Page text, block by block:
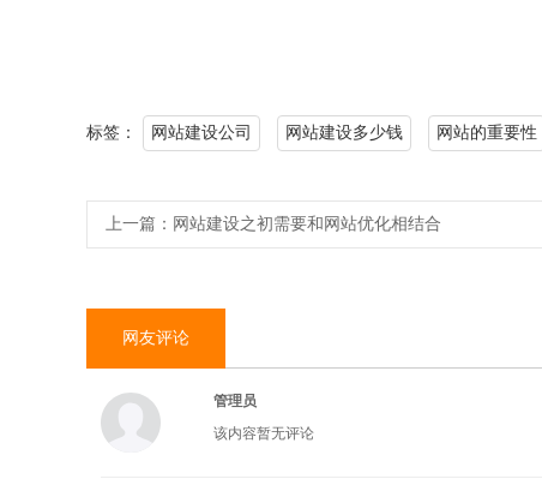
标签： 网站建设公司 网站建设多少钱 网站的重要性
上一篇： 网站建设之初需要和网站优化相结合
网友评论
管理员
该内容暂无评论